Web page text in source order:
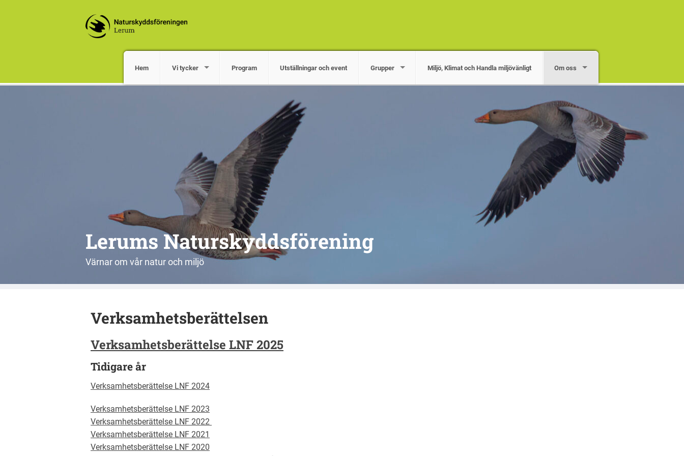
Hem Vi tycker Program Utställningar och event Grupper Miljö, Klimat och Handla miljövänligt Om oss
Lerums Naturskyddsförening
Värnar om vår natur och miljö
Verksamhetsberättelsen
Verksamhetsberättelse LNF 2025
Tidigare år
Verksamhetsberättelse LNF 2024
Verksamhetsberättelse LNF 2023
Verksamhetsberättelse LNF 2022
Verksamhetsberättelse LNF 2021
Verksamhetsberättelse LNF 2020